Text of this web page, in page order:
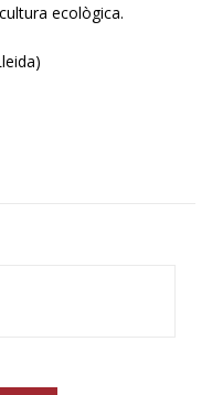
ecològica.